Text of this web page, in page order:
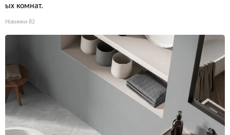
ых комнат.
Новинки 82